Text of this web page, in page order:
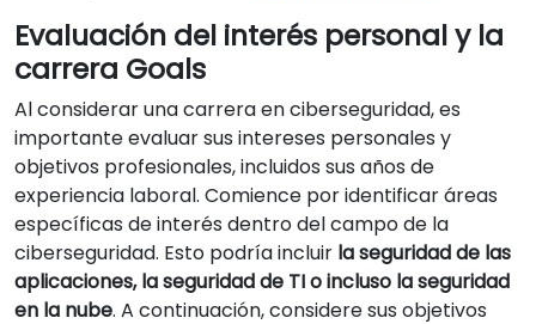
Evaluación del interés personal y la
carrera Goals
Al considerar una carrera en ciberseguridad, es
importante evaluar sus intereses personales y
objetivos profesionales, incluidos sus años de
experiencia laboral. Comience por identificar áreas
específicas de interés dentro del campo de la
ciberseguridad. Esto podría incluir la seguridad de las
aplicaciones, la seguridad de TI o incluso la seguridad
en la nube. A continuación, considere sus objetivos